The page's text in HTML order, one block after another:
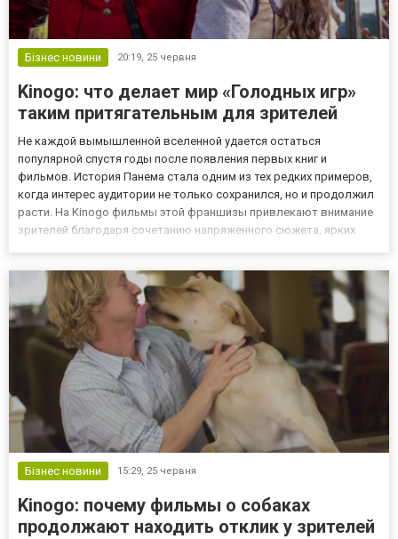
Бізнес новини 20:19, 25 червня
Kinogo: что делает мир «Голодных игр»
таким притягательным для зрителей
Не каждой вымышленной вселенной удается остаться
популярной спустя годы после появления первых книг и
фильмов. История Панема стала одним из тех редких примеров,
когда интерес аудитории не только сохранился, но и продолжил
расти. На Kinogo фильмы этой франшизы привлекают внимание
зрителей благодаря сочетанию напряженного сюжета, ярких
строится на прот...
Бізнес новини 15:29, 25 червня
Kinogo: почему фильмы о собаках
продолжают находить отклик у зрителей